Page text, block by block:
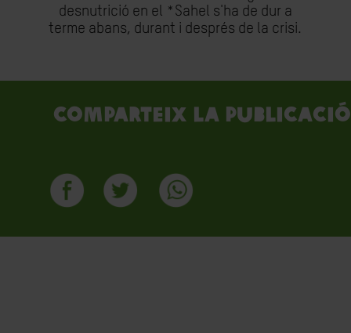
desnutrició en el *Sahel s'ha de dur a
terme abans, durant i després de la crisi.
Comparteix la publicació